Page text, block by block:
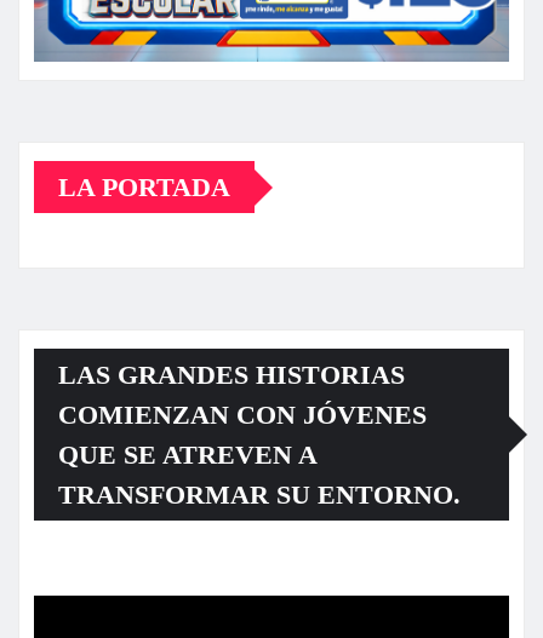
LA PORTADA
LAS GRANDES HISTORIAS
COMIENZAN CON JÓVENES
QUE SE ATREVEN A
TRANSFORMAR SU ENTORNO.